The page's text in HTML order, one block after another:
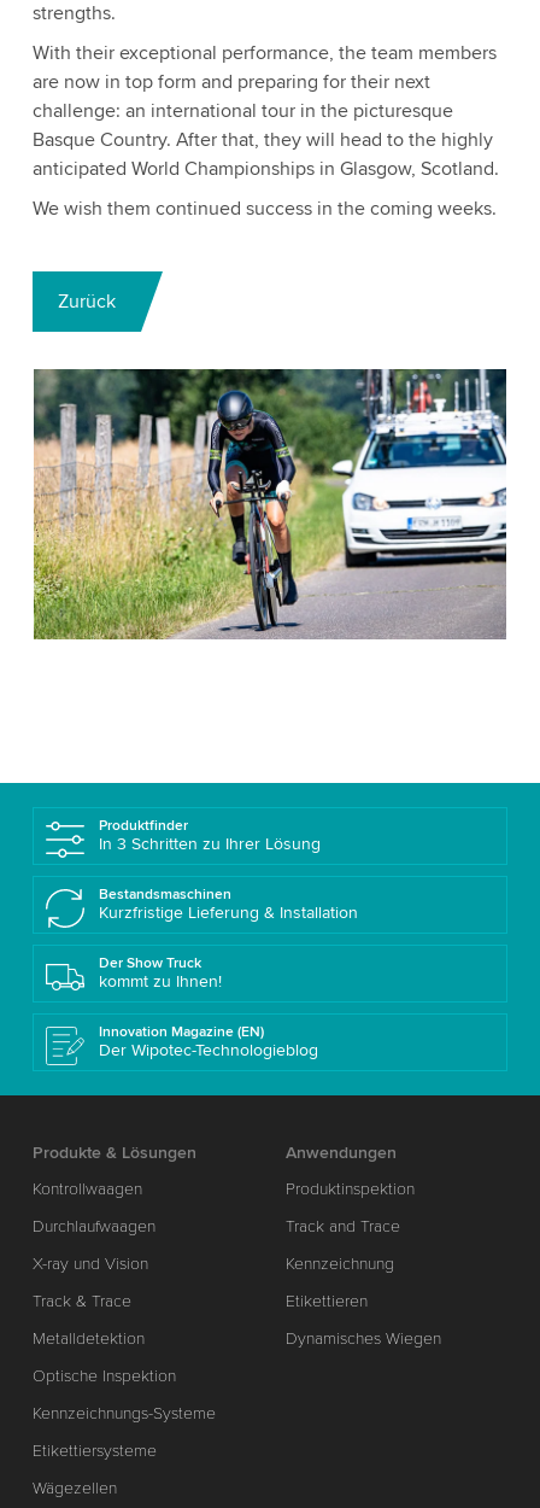
strengths.
With their exceptional performance, the team members
are now in top form and preparing for their next
challenge: an international tour in the picturesque
Basque Country. After that, they will head to the highly
anticipated World Championships in Glasgow, Scotland.
We wish them continued success in the coming weeks.
Zurück
Produktfinder
In 3 Schritten zu Ihrer Lösung
Bestandsmaschinen
Kurzfristige Lieferung & Installation
Der Show Truck
kommt zu Ihnen!
Innovation Magazine (EN)
Der Wipotec-Technologieblog
Produkte & Lösungen
Kontrollwaagen
Durchlaufwaagen
X-ray und Vision
Track & Trace
Metalldetektion
Optische Inspektion
Kennzeichnungs-Systeme
Etikettiersysteme
Wägezellen
Anwendungen
Produktinspektion
Track and Trace
Kennzeichnung
Etikettieren
Dynamisches Wiegen